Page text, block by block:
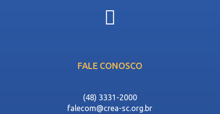
FALE CONOSCO
(48) 3331-2000
falecom@crea-sc.org.br